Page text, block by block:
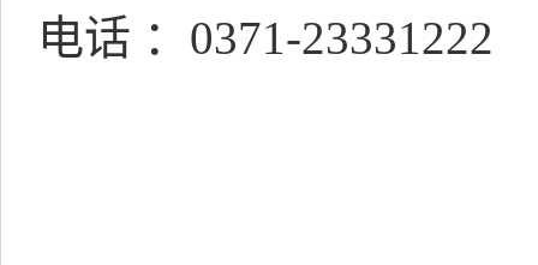
电话 ： 0371-23331222